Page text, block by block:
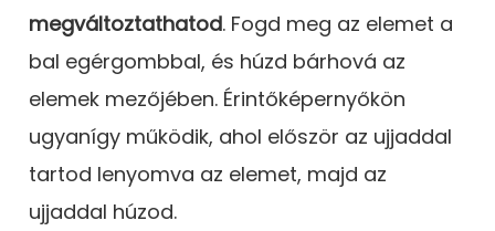
megváltoztathatod. Fogd meg az elemet a
bal egérgombbal, és húzd bárhová az
elemek mezőjében. Érintőképernyőkön
ugyanígy működik, ahol először az ujjaddal
tartod lenyomva az elemet, majd az
ujjaddal húzod.